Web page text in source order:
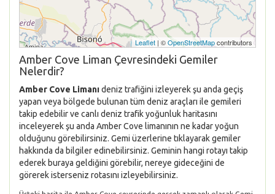
Leaflet | ©OpenStreetMapcontributors
Amber Cove Liman Çevresindeki Gemiler
Nelerdir?
Amber Cove Limanıdeniz trafiğini izleyerek şu anda geçiş
yapan veya bölgede bulunan tüm deniz araçları ile gemileri
takip edebilir ve canlı deniz trafik yoğunluk haritasını
inceleyerek şu anda Amber Cove limanının ne kadar yoğun
olduğunu görebilirsiniz. Gemi üzerlerine tıklayarak gemiler
hakkında da bilgiler edinebilirsiniz. Geminin hangi rotayı takip
ederek buraya geldiğini görebilir, nereye gideceğini de
görerek isterseniz rotasını izleyebilirsiniz.